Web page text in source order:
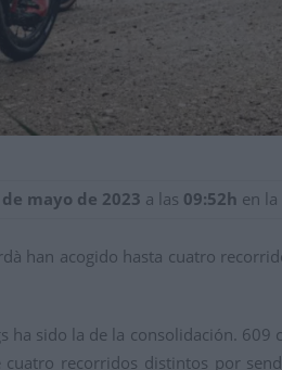
mayo de 2023 a las 09:52h en
han acogido hasta cuatro
ha sido la de la consolidación.
recorridos distintos por